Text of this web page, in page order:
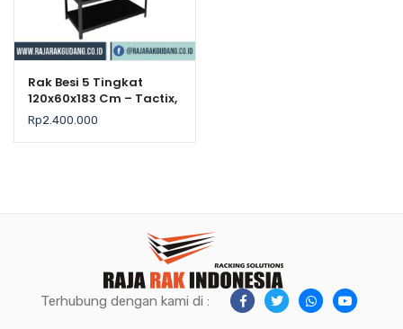
Rak Besi 5 Tingkat
120x60x183 Cm – Tactix,
Kekuatan 225Kg / Level
Rp2.400.000
Terhubung dengan kami di :